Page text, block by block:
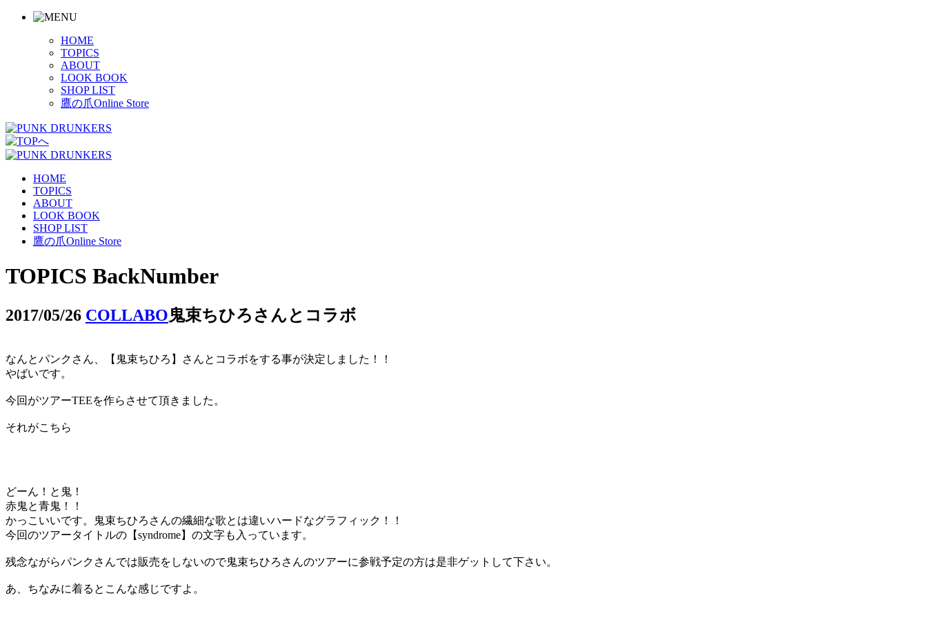
HOME
TOPICS
ABOUT
LOOK BOOK
SHOP LIST
鷹の爪Online Store
HOME
TOPICS
ABOUT
LOOK BOOK
SHOP LIST
鷹の爪Online Store
TOPICS BackNumber
2017/05/26 COLLABO鬼束ちひろさんとコラボ
なんとパンクさん、【鬼束ちひろ】さんとコラボをする事が決定しました！！
やばいです。
今回がツアーTEEを作らさせて頂きました。
それがこちら
どーん！と鬼！
赤鬼と青鬼！！
かっこいいです。鬼束ちひろさんの繊細な歌とは違いハードなグラフィック！！
今回のツアータイトルの【syndrome】の文字も入っています。
残念ながらパンクさんでは販売をしないので鬼束ちひろさんのツアーに参戦予定の方は是非ゲットして下さい。
あ、ちなみに着るとこんな感じですよ。